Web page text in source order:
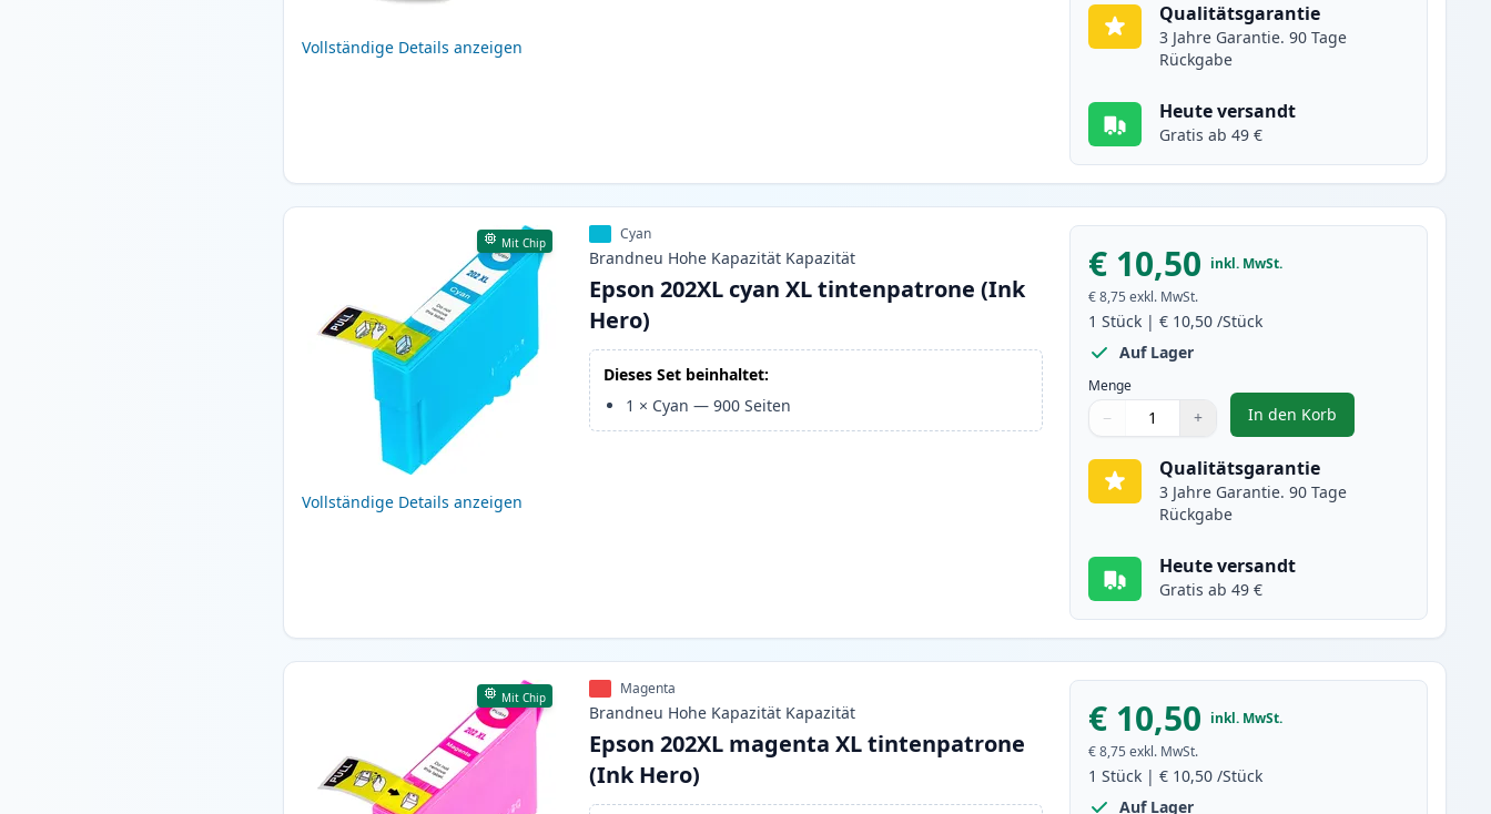
Vollständige Details anzeigen
Qualitätsgarantie
3 Jahre Garantie. 90 Tage
Rückgabe
Heute versandt
Gratis ab 49 €
Mit Chip
Vollständige Details anzeigen
Cyan
Brandneu Hohe Kapazität Kapazität
Epson 202XL cyan XL tintenpatrone (Ink
Hero)
Dieses Set beinhaltet:
1 × Cyan —900 Seiten
€ 10,50 inkl. MwSt.
€ 8,75 exkl. MwSt.
1 Stück |€ 10,50 /Stück
Auf Lager
Menge
Menge
Verwenden Sie die Tasten, um anzupassen
− +
Menge 1
In den Korb
, Epson 202XL cyan XL
Qualitätsgarantie
3 Jahre Garantie. 90 Tage
Rückgabe
Heute versandt
Gratis ab 49 €
Mit Chip Magenta
Brandneu Hohe Kapazität Kapazität
Epson 202XL magenta XL tintenpatrone
(Ink Hero)
€ 10,50 inkl. MwSt.
€ 8,75 exkl. MwSt.
1 Stück |€ 10,50 /Stück
Auf Lager